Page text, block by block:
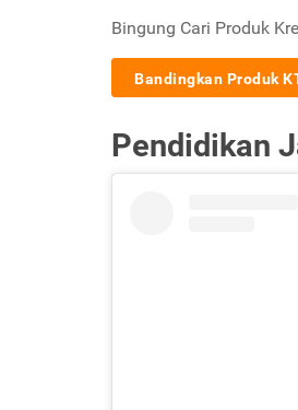
Bingung Cari Produk
Bandingkan Produk
Pendidikan